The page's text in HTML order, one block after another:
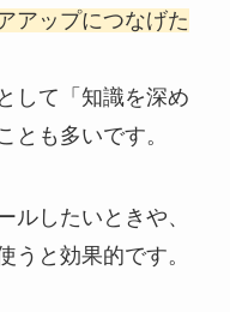
アップにつなげた
して「知識を深め
とも多いです。
ルしたいときや、
うと効果的です。